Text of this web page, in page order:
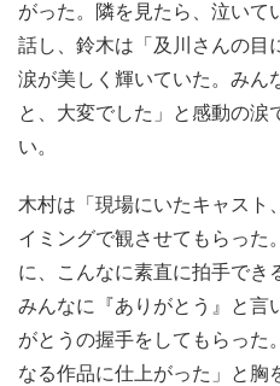
がった。隣を見たら、泣いて
話し、鈴木は「及川さんの目
涙が美しく輝いていた。みん
と、大変でした」と感動の涙
い。
木村は「現場にいたキャスト
イミングで観させてもらった
に、こんなに素直に拍手でき
みんなに『ありがとう』と言
がとうの握手をしてもらった
なる作品に仕上がった」と胸